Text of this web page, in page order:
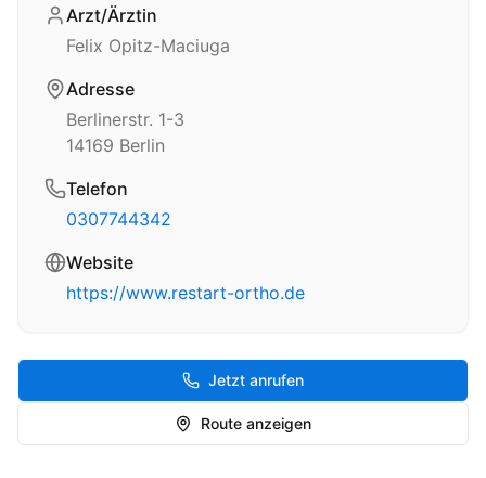
Arzt/Ärztin
Felix Opitz-Maciuga
Adresse
Berlinerstr. 1-3
14169 Berlin
Telefon
0307744342
Website
https://www.restart-ortho.de
Jetzt anrufen
Route anzeigen